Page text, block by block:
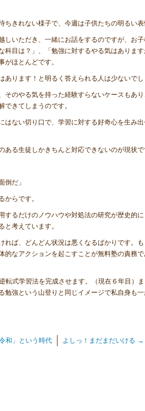
きれない様子で、今週は子供たちの明るい表
しいただき、一緒にお話をするのですが、お
目は？」、「勉強に対するやる気はあります
がほとんどです。
ります！と明るく答えられる人は少ないでし
そのやる気を持った経験すらないケースもあ
きてしまうのです。
はない切り口で、学習に対する好奇心を生み
る生徒しかきちんと対応できないのが現状で
倒だ」
からです。
するだけのノウハウや対処法の研究が歴史的
と考えています。
れば、どんどん状況は悪くなるばかりです。
的なアクションを起こすことが無料塾の責務
転式学習法を完成させます。（現在６年目）
勉強という山登りと同じイメージで私自身も
和」という時代 よしっ！まだまだいける →